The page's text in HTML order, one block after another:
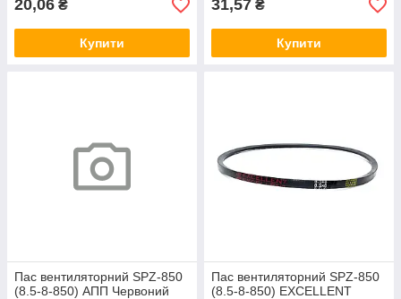
20,06 ₴
Купити
31,57 ₴
Купити
Пас вентиляторний SPZ-850
(8.5-8-850) АПП Червоний
Пас вентиляторний SPZ-850
(8.5-8-850) EXCELLENT